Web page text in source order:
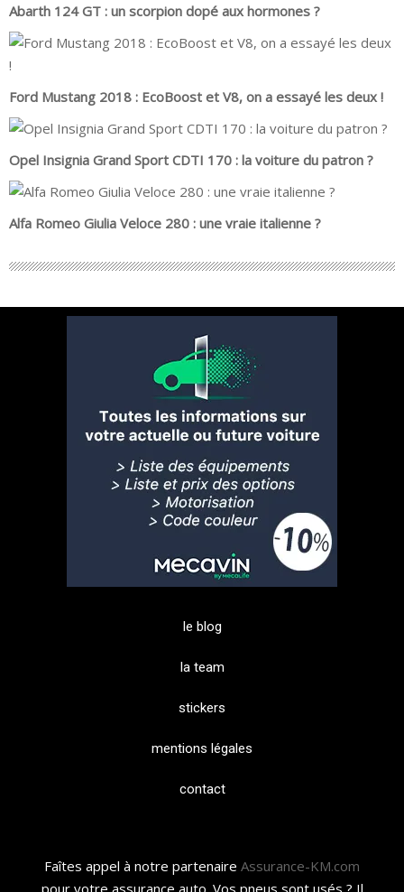
Abarth 124 GT : un scorpion dopé aux hormones ?
Ford Mustang 2018 : EcoBoost et V8, on a essayé les deux !
Opel Insignia Grand Sport CDTI 170 : la voiture du patron ?
Alfa Romeo Giulia Veloce 280 : une vraie italienne ?
le blog
la team
stickers
mentions légales
contact
Faîtes appel à notre partenaire Assurance-KM.com
pour votre assurance auto. Vos pneus sont usés ? Il